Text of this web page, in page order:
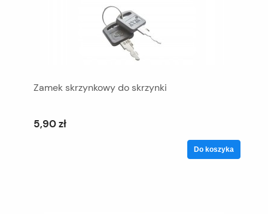
Zamek skrzynkowy do skrzynki
5,90 zł
Do koszyka